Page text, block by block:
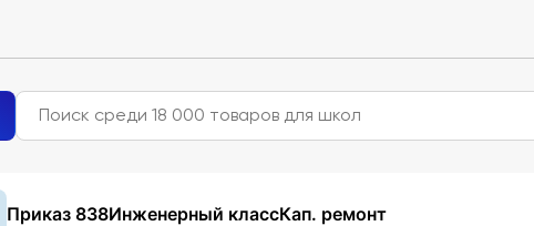
Приказ 838Инженерный классКап. ремонт